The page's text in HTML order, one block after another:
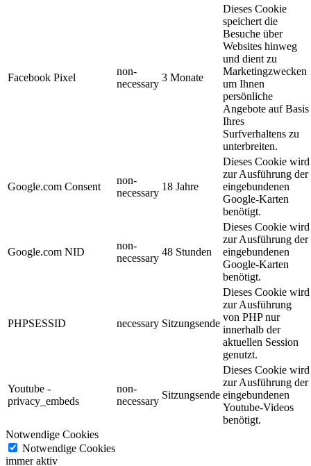
Facebook Pixel
non-
necessary
3 Monate
Dieses Cookie
speichert die
Besuche über
Websites hinweg
und dient zu
Marketingzwecken
um Ihnen
persönliche
Angebote auf Basis
Ihres
Surfverhaltens zu
unterbreiten.
Google.com Consent
non-
necessary
18 Jahre
Dieses Cookie wird
zur Ausführung der
eingebundenen
Google-Karten
benötigt.
Google.com NID
non-
necessary
48 Stunden
Dieses Cookie wird
zur Ausführung der
eingebundenen
Google-Karten
benötigt.
PHPSESSID necessary Sitzungsende
Dieses Cookie wird
zur Ausführung
von PHP nur
innerhalb der
aktuellen Session
genutzt.
Youtube -
privacy_embeds
non-
necessary
Sitzungsende
Dieses Cookie wird
zur Ausführung der
eingebundenen
Youtube-Videos
benötigt.
Notwendige Cookies
Notwendige Cookies
immer aktiv